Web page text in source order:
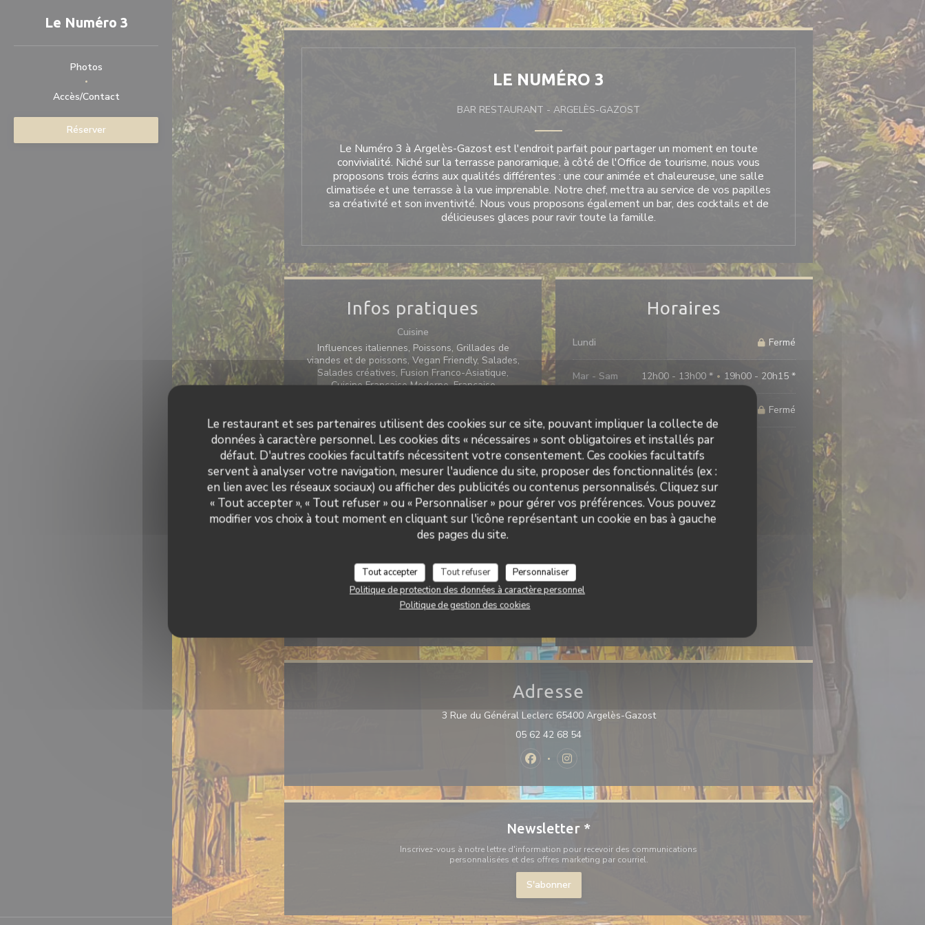
Personnalisation de vos choix en matière de cookies
Le restaurant et ses partenaires utilisent des cookies sur ce site, pouvant impliquer la collecte de
données à caractère personnel. Les cookies dits « nécessaires » sont obligatoires et installés par
défaut. D'autres cookies facultatifs nécessitent votre consentement. Ces cookies facultatifs
servent à analyser votre navigation, mesurer l'audience du site, proposer des fonctionnalités (ex :
en lien avec les réseaux sociaux) ou afficher des publicités ou contenus personnalisés. Cliquez sur
« Tout accepter », « Tout refuser » ou « Personnaliser » pour gérer vos préférences. Vous pouvez
modifier vos choix à tout moment en cliquant sur l'icône représentant un cookie en bas à gauche
des pages du site.
Tout accepter Tout refuser
Personnaliser
Politique de protection des données à caractère personnel
Politique de gestion des cookies
Le Numéro 3
Photos
Accès/Contact
Réserver
LE NUMÉRO 3
BAR RESTAURANT - ARGELÈS-GAZOST
Le Numéro 3 à Argelès-Gazost est l'endroit parfait pour partager un moment en toute
convivialité. Niché sur la terrasse panoramique, à côté de l'Office de tourisme, nous vous
proposons trois écrins aux qualités différentes : une cour animée et chaleureuse, une salle
climatisée et une terrasse à la vue imprenable. Notre chef, mettra au service de vos papilles
sa créativité et son inventivité. Nous vous proposons également un bar, des cocktails et de
délicieuses glaces pour ravir toute la famille.
Infos pratiques
Cuisine
Influences italiennes, Poissons, Grillades de
viandes et de poissons, Vegan Friendly, Salades,
Salades créatives, Fusion Franco-Asiatique,
Cuisine Française Moderne, Française
Type de restaurant
BAR RESTAURANT
Services
Bar à cocktails, Bar à Vin, Ascenseur, Accès et
WC adaptés aux personnes à mobilité réduite,
Chaises bébés, Table à langer, Salle climatisée,
Terrasse en cour intérieure, Terrasse
panoramique sur la vallée
Ticket restaurant dématérialisé, Chèques
Vacances, Amex, Paiement mobile, Sans Contact,
Apple Pay, Paiement Sans Contact, Monéo,
Eurocard/Mastercard, Espèces, Maestro, Visa,
Horaires
Lundi Fermé
Mar - Sam 12h00 - 13h00 * • 19h00 - 20h15 *
Fermé
* Uniquement sur réservation
Adresse
3 Rue du Général Leclerc 65400 Argelès-Gazost((ouvre une nouvelle fenêtre))
05 62 42 68 54
Facebook ((ouvre une nouvelle fenêtre))
Instagram ((ouvre une nouvelle fenêtre))
Newsletter *
Inscrivez-vous à notre lettre d'information pour recevoir des communications
personnalisées et des offres marketing par courriel.
S'abonner
Le Numéro 3